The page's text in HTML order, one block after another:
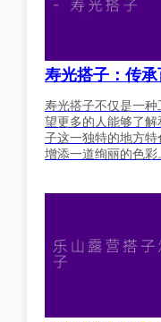
寿光搭子：传
寿光搭子不仅是一
望更多的人能够了
子这一独特的地方
增添一道绚丽的色彩